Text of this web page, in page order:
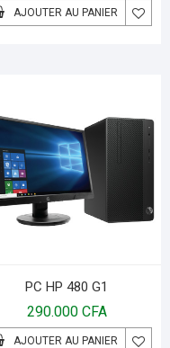
AJOUTER AU PANIER
PC HP 480 G1
290.000 CFA
AJOUTER AU PANIER